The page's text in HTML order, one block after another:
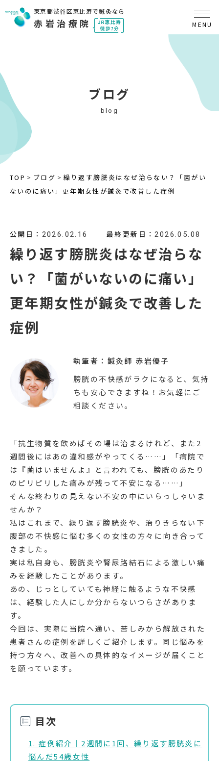
東京都渋谷区恵比寿で鍼灸なら
赤岩治療院
ブログ
blog
TOP ブログ
繰り返す膀胱炎はなぜ治らない？「菌がい
ないのに痛い」更年期女性が鍼灸で改善した症例
公開日： 2026.02.16 最終更新日：2026.05.08
繰り返す膀胱炎はなぜ治らな
い？「菌がいないのに痛い」
更年期女性が鍼灸で改善した
症例
執筆者：鍼灸師 赤岩優子
膀胱の不快感がラクになると、気持
ちも安心できますね！お気軽にご
相談ください。
「抗生物質を飲めばその場は治まるけれど、また2
週間後にはあの違和感がやってくる……」「病院で
は『菌はいませんよ』と言われても、膀胱のあたり
のピリピリした痛みが残って不安になる……」
そんな終わりの見えない不安の中にいらっしゃいま
せんか？
私はこれまで、繰り返す膀胱炎や、治りきらない下
腹部の不快感に悩む多くの女性の方々に向き合って
きました。
実は私自身も、膀胱炎や腎尿路結石による激しい痛
みを経験したことがあります。
あの、じっとしていても神経に触るような不快感
は、経験した人にしか分からないつらさがありま
す。
今回は、実際に当院へ通い、苦しみから解放された
患者さんの症例を詳しくご紹介します。同じ悩みを
持つ方々へ、改善への具体的なイメージが届くこと
を願っています。
目次
1. 症例紹介｜2週間に1回、繰り返す膀胱炎に
悩んだ54歳女性